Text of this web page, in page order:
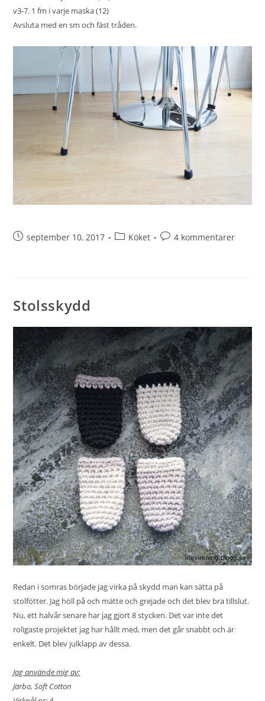
v3-7. 1 fm i varje maska (12)
Avsluta med en sm och fäst tråden.
september 10, 2017 Köket 4 kommentarer
Stolsskydd
Redan i somras började jag virka på skydd man kan sätta på
stolfötter. Jag höll på och mätte och grejade och det blev bra tillslut.
Nu, ett halvår senare har jag gjort 8 stycken. Det var inte det
roligaste projektet jag har hållt med, men det går snabbt och är
enkelt. Det blev julklapp av dessa.
Jag använde mig av:
Järbo, Soft Cotton